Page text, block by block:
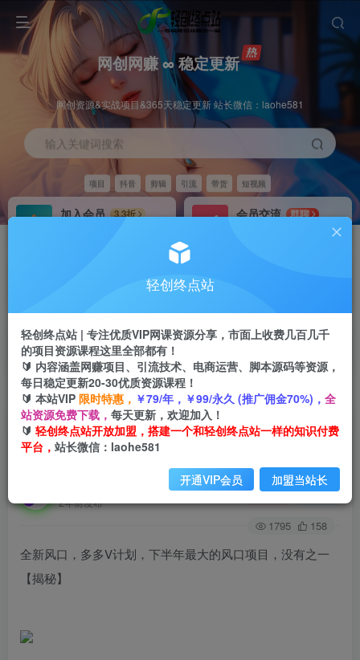
网创网赚 ∞ 稳定更新
网创资源&实战项目&365天稳定更新 站长微信：laohe581
输入关键词搜索
项目 抖音 剪辑 引流 带货 短视频
加入会员
3.3折
会员交流
群聊
首页 创业课程 会员免费 正文
全新风口，多多V计划，下半年最大的风口项目，
没有之一【揭秘】
2年前发布
关注 私信
1795 158
全新风口，多多V计划，下半年最大的风口项目，没有之一
【揭秘】
轻创终点站
轻创终点站 | 专注优质VIP网课资源分享，市面上收费几百几千
的项目资源课程这里全部都有！
🔰 内容涵盖网赚项目、引流技术、电商运营、脚本源码等资源，
每日稳定更新20-30优质资源课程！
🔰 本站VIP 限时特惠， ￥79/年，￥99/永久 (推广佣金70%)， 全
站资源免费下载， 每天更新，欢迎加入！
🔰 轻创终点站开放加盟，搭建一个和轻创终点站一样的知识付费
平台， 站长微信：laohe581
开通VIP会员 加盟当站长